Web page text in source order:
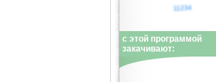
11234
с этой программой
закачивают: